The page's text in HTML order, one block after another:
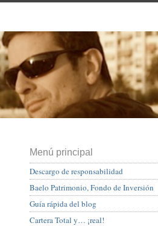
Menú principal
Descargo de responsabilidad
Baelo Patrimonio, Fondo de Inversión
Guía rápida del blog
Cartera Total y… ¡real!